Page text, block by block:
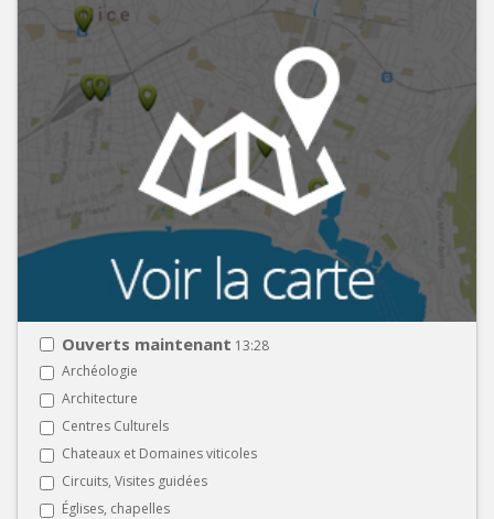
Ouverts maintenant 13:28
Archéologie
Architecture
Centres Culturels
Chateaux et Domaines viticoles
Circuits, Visites guidées
Églises, chapelles